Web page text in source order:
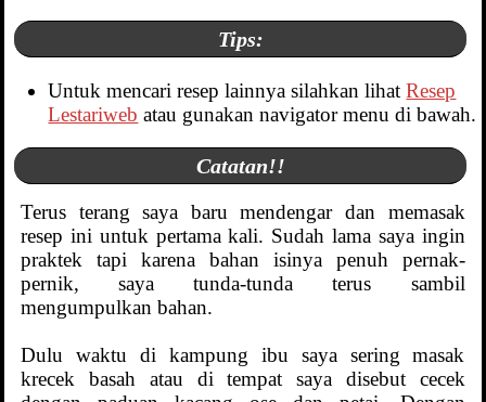
Tips:
Untuk mencari resep lainnya silahkan lihatResep
Lestariweb atau gunakan navigator menu di bawah.
Catatan!!
Terus terang saya baru mendengar dan memasak
resep ini untuk pertama kali. Sudah lama saya ingin
praktek tapi karena bahan isinya penuh pernak-
pernik, saya tunda-tunda terus sambil
mengumpulkan bahan.
Dulu waktu di kampung ibu saya sering masak
krecek basah atau di tempat saya disebut cecek